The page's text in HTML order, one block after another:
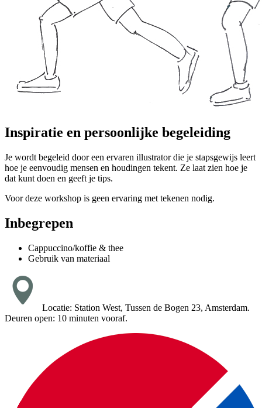
Inspiratie en persoonlijke begeleiding
Je wordt begeleid door een ervaren illustrator die je stapsgewijs leert
hoe je eenvoudig mensen en houdingen tekent. Ze laat zien hoe je
dat kunt doen en geeft je tips.
Voor deze workshop is geen ervaring met tekenen nodig.
Inbegrepen
Cappuccino/koffie & thee
Gebruik van materiaal
Locatie: Station West, Tussen de Bogen 23, Amsterdam.
Deuren open: 10 minuten vooraf.